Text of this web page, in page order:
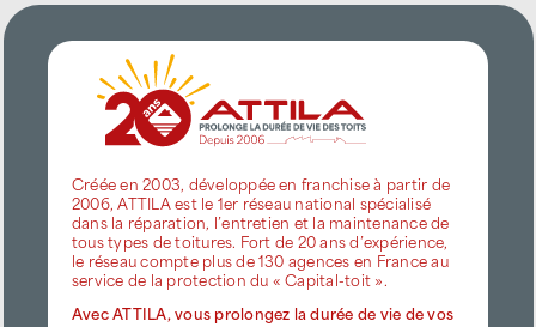
Créée en 2003, développée en franchise à partir de
2006, ATTILA est le 1er réseau national spécialisé
dans la réparation, l’entretien et la maintenance de
tous types de toitures. Fort de 20 ans d’expérience,
le réseau compte plus de 130 agences en France au
service de la protection du « Capital-toit ».
Avec ATTILA, vous prolongez la durée de vie de vos